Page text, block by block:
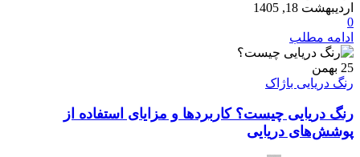
اردیبهشت 18, 1405
0
ادامه مطلب
25 بهمن
رنگ دریایی باژاک
رنگ دریایی چیست؟ کاربردها و مزایای استفاده از
پوشش‌های دریایی